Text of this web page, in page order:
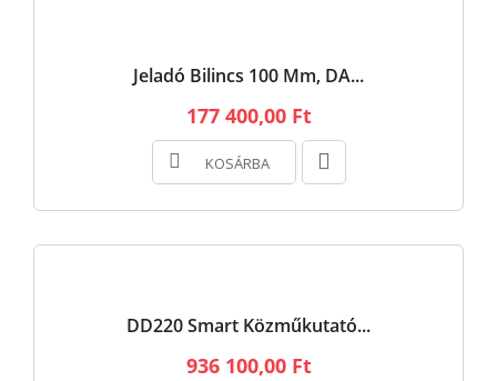
Jeladó Bilincs 100 Mm, DA...
177 400,00 Ft
KOSÁRBA
DD220 Smart Közműkutató...
936 100,00 Ft